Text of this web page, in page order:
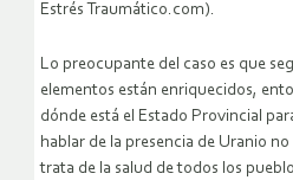
Estrés Traumático.com).
Lo preocupante del caso es que
elementos están enriquecidos,
dónde está el Estado Provincial
hablar de la presencia de Uranio
trata de la salud de todos los